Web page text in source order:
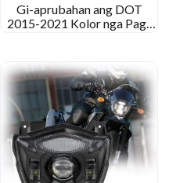
Gi-aprubahan ang DOT
2015-2021 Kolor nga Pag-